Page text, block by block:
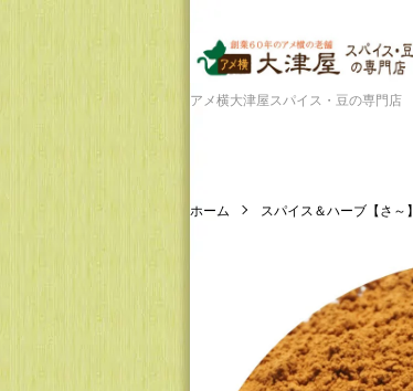
アメ横大津屋スパイス・豆の専門店
ホーム スパイス＆ハーブ【さ～】